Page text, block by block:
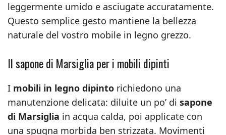
leggermente umido e asciugate accuratamente.
Questo semplice gesto mantiene la bellezza
naturale del vostro mobile in legno grezzo.
Il sapone di Marsiglia per i mobili dipinti
I mobili in legno dipinto richiedono una
manutenzione delicata: diluite un po’ di sapone
di Marsiglia in acqua calda, poi applicate con
una spugna morbida ben strizzata. Movimenti